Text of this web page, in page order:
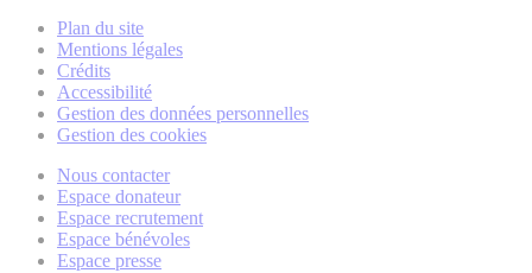
Plan du site
Mentions légales
Crédits
Accessibilité
Gestion des données personnelles
Gestion des cookies
Nous contacter
Espace donateur
Espace recrutement
Espace bénévoles
Espace presse